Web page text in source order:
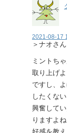
2021-08-17
＞ナオさん
ミントち
取り上げ
ですし、
したくな
興奮して
りますよね
好感を教